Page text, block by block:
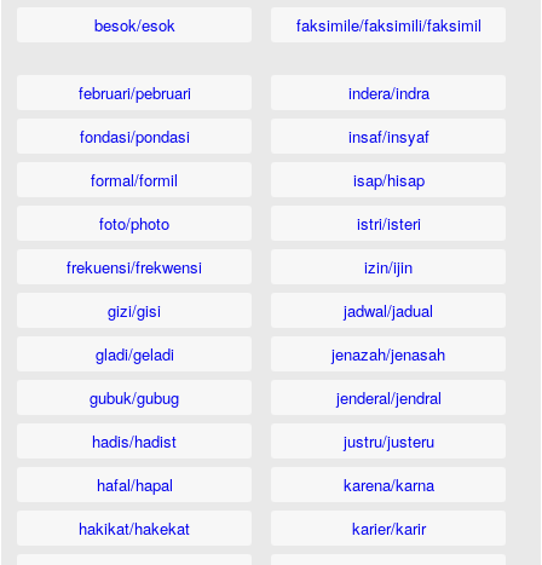
besok/esok
faksimile/faksimili/faksimil
februari/pebruari
fondasi/pondasi
formal/formil
foto/photo
frekuensi/frekwensi
gizi/gisi
gladi/geladi
gubuk/gubug
hadis/hadist
hafal/hapal
hakikat/hakekat
indera/indra
insaf/insyaf
isap/hisap
istri/isteri
izin/ijin
jadwal/jadual
jenazah/jenasah
jenderal/jendral
justru/justeru
karena/karna
karier/karir